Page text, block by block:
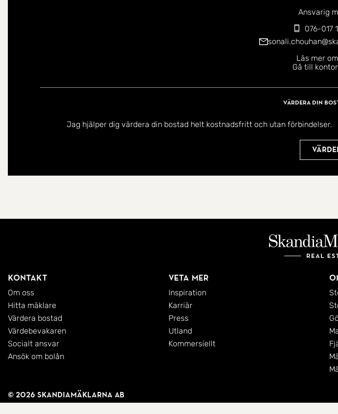
Ansvarig
076-017
Läs mer
Gå till
Värdera din
Jag hjälper dig värdera din bostad helt kostnadsfritt och utan förbindelser.
Kontakt
Om oss
Hitta mäklare
Värdera bostad
Värdebevakaren
Socialt ansvar
Ansök om bolån
Veta mer
Inspiration
Karriär
Press
Utland
Kommersiellt
© 2026 SkandiaMäklarna AB